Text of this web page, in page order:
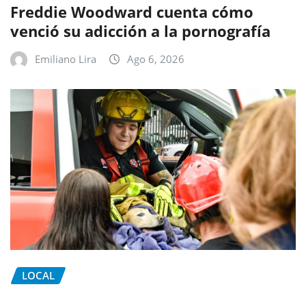
Freddie Woodward cuenta cómo
venció su adicción a la pornografía
Emiliano Lira Ago 6, 2026
LOCAL